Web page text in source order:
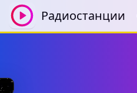
Радиостанции